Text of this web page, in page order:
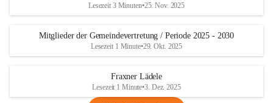
Lesezeit 3 Minuten•25. Nov. 2025
Mitglieder der Gemeindevertretung / Periode 2025 - 2030
Lesezeit 1 Minute•29. Okt. 2025
Fraxner Lädele
Lesezeit 1 Minute•3. Dez. 2025